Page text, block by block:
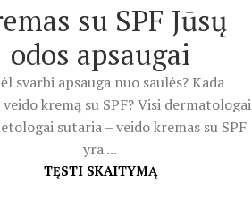
su SPF Jūsų
odos apsaugai
svarbi apsauga nuo saulės? Kada
kremą su SPF? Visi dermatologai
sutaria – veido kremas su SPF
yra ...
TĘSTI SKAITYMĄ